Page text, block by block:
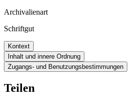
Archivalienart
Schriftgut
Kontext
Inhalt und innere Ordnung
Zugangs- und Benutzungsbestimmungen
Teilen